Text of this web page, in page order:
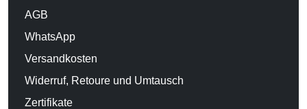
AGB
WhatsApp
Versandkosten
Widerruf, Retoure und Umtausch
Zertifikate